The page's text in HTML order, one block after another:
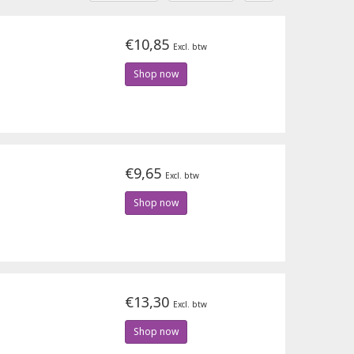
€10,85 Excl. btw
Shop now
€9,65 Excl. btw
Shop now
€13,30 Excl. btw
Shop now